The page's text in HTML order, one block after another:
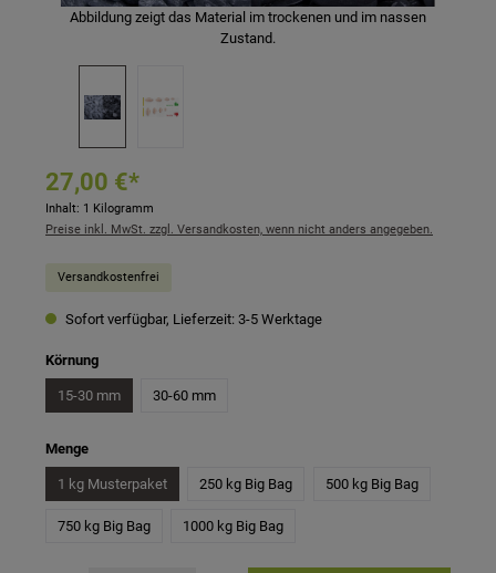
Abbildung zeigt das Material im trockenen und im nassen
Zustand.
27,00 €*
Inhalt: 1 Kilogramm
Preise inkl. MwSt. zzgl. Versandkosten, wenn nicht anders angegeben.
Versandkostenfrei
Sofort verfügbar, Lieferzeit: 3-5 Werktage
Körnungauswählen
15-30 mm 30-60 mm
Mengeauswählen
1 kg Musterpaket 250 kg Big Bag 500 kg Big Bag
750 kg Big Bag 1000 kg Big Bag